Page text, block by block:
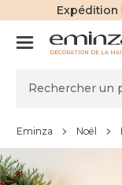
Expédition
DÉCORATION DE LA
Eminza Noël